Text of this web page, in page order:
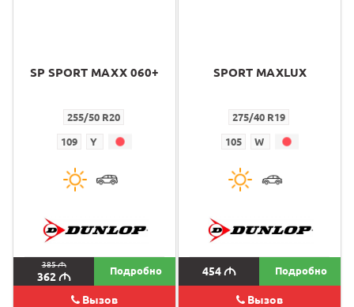
SP SPORT MAXX 060+
255/50 R20
109 Y
385M
362M Подробно
Вызов
SPORT MAXLUX
275/40 R19
105 W
454M Подробно
Вызов